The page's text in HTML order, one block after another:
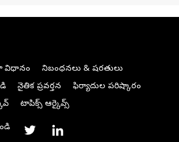
విధానం
నిబంధనలు & షరతులు
నైతిక ప్రవర్తన
ఫిర్యాదుల పరిష్కారం
టాపిక్స్ ఆర్కైవ్స్